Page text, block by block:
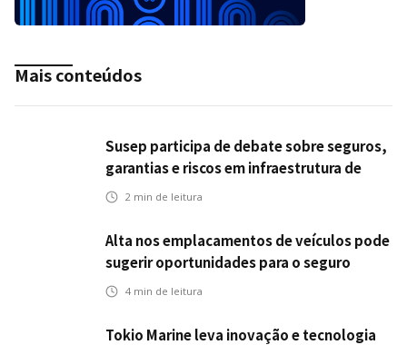
Mais conteúdos
Susep participa de debate sobre seguros,
garantias e riscos em infraestrutura de
transportes
2 min de leitura
Alta nos emplacamentos de veículos pode
sugerir oportunidades para o seguro
automotivo
4 min de leitura
Tokio Marine leva inovação e tecnologia